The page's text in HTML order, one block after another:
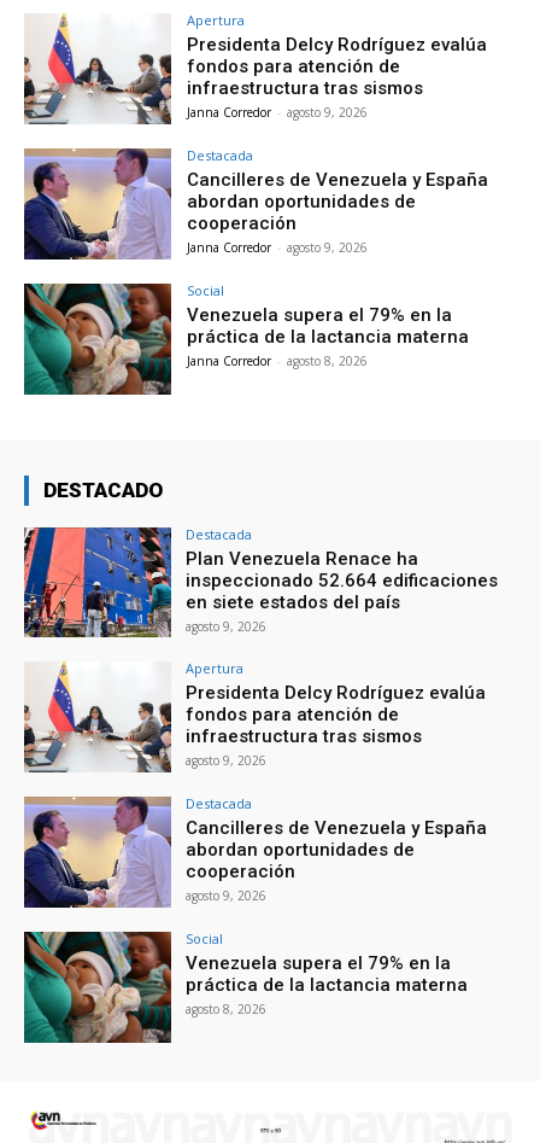
Apertura
Presidenta Delcy Rodríguez evalúa
fondos para atención de
infraestructura tras sismos
Janna Corredor - agosto 9, 2026
Destacada
Cancilleres de Venezuela y España
abordan oportunidades de
cooperación
Janna Corredor - agosto 9, 2026
Social
Venezuela supera el 79% en la
práctica de la lactancia materna
Janna Corredor - agosto 8, 2026
DESTACADO
Destacada
Plan Venezuela Renace ha
inspeccionado 52.664 edificaciones
en siete estados del país
agosto 9, 2026
Apertura
Presidenta Delcy Rodríguez evalúa
fondos para atención de
infraestructura tras sismos
agosto 9, 2026
Destacada
Cancilleres de Venezuela y España
abordan oportunidades de
cooperación
agosto 9, 2026
Social
Venezuela supera el 79% en la
práctica de la lactancia materna
agosto 8, 2026